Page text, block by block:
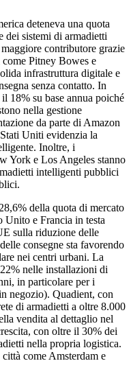
deteneva una quota
dei sistemi di armadietti
contributore grazie
Pitney Bowes e
infrastruttura digitale e
senza contatto. In
18% su base annua poiché
nella gestione
da parte di Amazon
Uniti evidenzia la
Inoltre, i
York e Los Angeles stanno
intelligenti pubblici
della quota di mercato
Unito e Francia in testa
sulla riduzione delle
consegne sta favorendo
nei centri urbani. La
nelle installazioni di
in particolare per i
negozio). Quadient, con
di armadietti a oltre 8.000
vendita al dettaglio nel
con oltre il 30% dei
nella propria logistica.
come Amsterdam e